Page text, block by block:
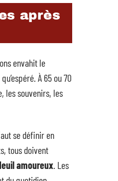
après
envahit le
À 65 ou 70
les souvenirs, les
se définir en
tous doivent
amoureux. Les